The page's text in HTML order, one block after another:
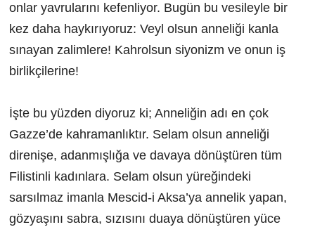
onlar yavrularını kefenliyor. Bugün bu vesileyle bir
kez daha haykırıyoruz: Veyl olsun anneliği kanla
sınayan zalimlere! Kahrolsun siyonizm ve onun iş
birlikçilerine!
İşte bu yüzden diyoruz ki; Anneliğin adı en çok
Gazze’de kahramanlıktır. Selam olsun anneliği
direnişe, adanmışlığa ve davaya dönüştüren tüm
Filistinli kadınlara. Selam olsun yüreğindeki
sarsılmaz imanla Mescid-i Aksa’ya annelik yapan,
gözyaşını sabra, sızısını duaya dönüştüren yüce